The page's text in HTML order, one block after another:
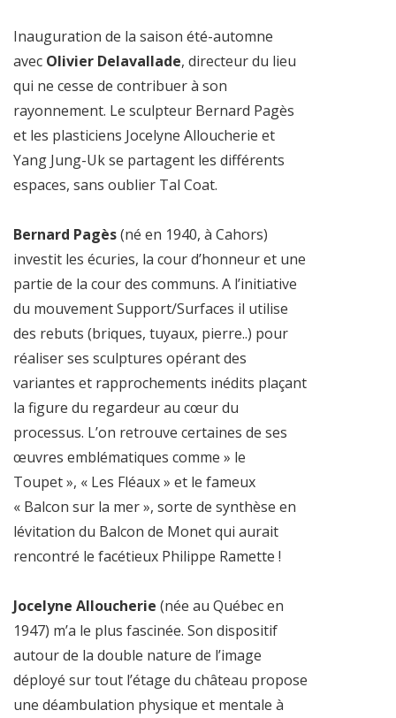
Inauguration de la saison été-automne
avec Olivier Delavallade, directeur du lieu
qui ne cesse de contribuer à son
rayonnement. Le sculpteur Bernard Pagès
et les plasticiens Jocelyne Alloucherie et
Yang Jung-Uk se partagent les différents
espaces, sans oublier Tal Coat.
Bernard Pagès(né en 1940, à Cahors)
investit les écuries, la cour d’honneur et une
partie de la cour des communs. A l’initiative
du mouvement Support/Surfaces il utilise
des rebuts (briques, tuyaux, pierre..) pour
réaliser ses sculptures opérant des
variantes et rapprochements inédits plaçant
la figure du regardeur au cœur du
processus. L’on retrouve certaines de ses
œuvres emblématiques comme » le
Toupet », « Les Fléaux » et le fameux
« Balcon sur la mer », sorte de synthèse en
lévitation du Balcon de Monet qui aurait
rencontré le facétieux Philippe Ramette !
Jocelyne Alloucherie (née au Québec en
1947) m’a le plus fascinée. Son dispositif
autour de la double nature de l’image
déployé sur tout l’étage du château propose
une déambulation physique et mentale à